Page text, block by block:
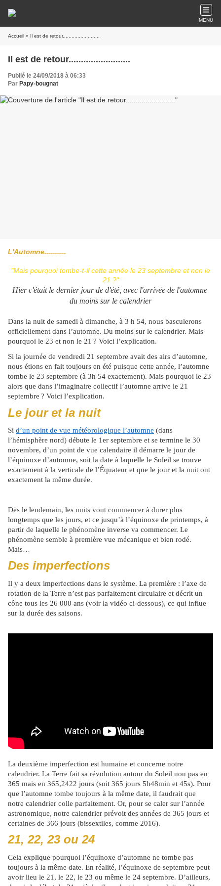
MENU
Accueil » Il est de retour.........................
Il est de retour.........................
Publié le 24/09/2018 à 06:33
Par Papy-bougnat
L'Automne...........
"Mais pourquoi tombe-t-il cette année le 23 septembre et non le
21 ?"
Hier c'était le dernier jour de d'été, avec l'arrivée de l'automne
du moins sur le calendrier
Dans la nuit de samedi à dimanche, à 3 h 54, nous basculerons
officiellement dans l’automne. Du moins sur le calendrier. Mais
pourquoi le 23 et non le 21 ? Voici l’explication.
Si la journée de vendredi 21 septembre avait des airs d’automne,
nous étions en fait toujours en été puisque cette année, l’automne
tombe le 23 septembre (à 3h 54 exactement). Mais pourquoi le 23
alors que dans l’imaginaire collectif l’automne arrive le 21
septembre ? Voici l’explication.
Le jour et la nuit
Si d’un point de vue météorologique l’automne (dans
l’hémisphère nord) débute le 1er septembre et se termine le 30
novembre, d’un point de vue calendaire il démarre le jour de
l’équinoxe d’automne, soit la date à laquelle le Soleil se trouve
exactement à la verticale de l’Équateur et que le jour et la nuit ont
exactement la même durée.
Dès le lendemain, les nuits vont commencer à durer plus
longtemps que les jours, et ce jusqu’à l’équinoxe de printemps, à
partir de laquelle le phénomène inverse va commencer. Le
phénomène semble à première vue mécanique et bien rodé.
Mais…
Des imperfections
Il y a deux imperfections dans le système. La première : l’axe de
rotation de la Terre n’est pas parfaitement circulaire et décrit un
cône tous les 26 000 ans (voir la vidéo ci-dessous), ce qui influe
sur la durée des saisons.
La deuxième imperfection est humaine et concerne notre
calendrier. La Terre fait sa révolution autour du Soleil non pas en
365 mais en 365,2422 jours (soit 365 jours 5h48min et 45s). Pour
que l’automne tombe toujours à la même date, il faudrait que
notre calendrier colle parfaitement. Or, pour se caler sur l’année
astronomique, notre calendrier prévoit des années de 365 jours et
certaines de 366 jours (bissextiles, comme 2016).
21, 22, 23 ou 24
Cela explique pourquoi l’équinoxe d’automne ne tombe pas
toujours à la même date. En réalité, l’équinoxe de septembre peut
avoir lieu le 21, le 22, le 23 ou même le 24 septembre. D’ailleurs,